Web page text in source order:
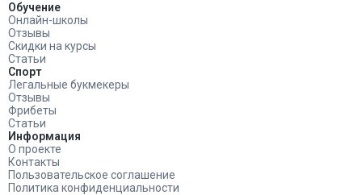
Обучение
Онлайн-школы
Отзывы
Скидки на курсы
Статьи
Спорт
Легальные букмекеры
Отзывы
Фрибеты
Статьи
Информация
О проекте
Контакты
Пользовательское соглашение
Политика конфиденциальности